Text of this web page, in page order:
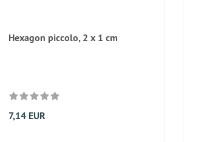
Hexagon piccolo, 2 x 1 cm
7,14 EUR